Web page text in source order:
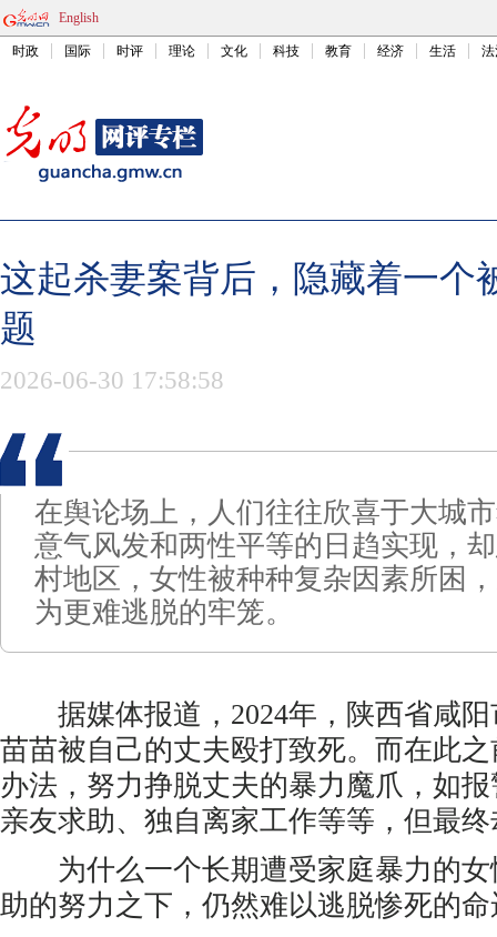
English
时政 国际 时评 理论 文化 科技 教育 经济 生活
这起杀妻案背后，隐藏着一个
题
2026-06-30 17:58:58
在舆论场上，人们往往欣喜于大城
意气风发和两性平等的日趋实现，
村地区，女性被种种复杂因素所困
为更难逃脱的牢笼。
据媒体报道，2024年，陕西省咸阳
苗苗被自己的丈夫殴打致死。而在此
办法，努力挣脱丈夫的暴力魔爪，如
亲友求助、独自离家工作等等，但最
为什么一个长期遭受家庭暴力的女
助的努力之下，仍然难以逃脱惨死的